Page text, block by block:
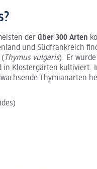
der über 300 Arten
und Südfrankreich
(Thymus vulgaris). Er
Klostergärten kultiviert.
Thymianarten